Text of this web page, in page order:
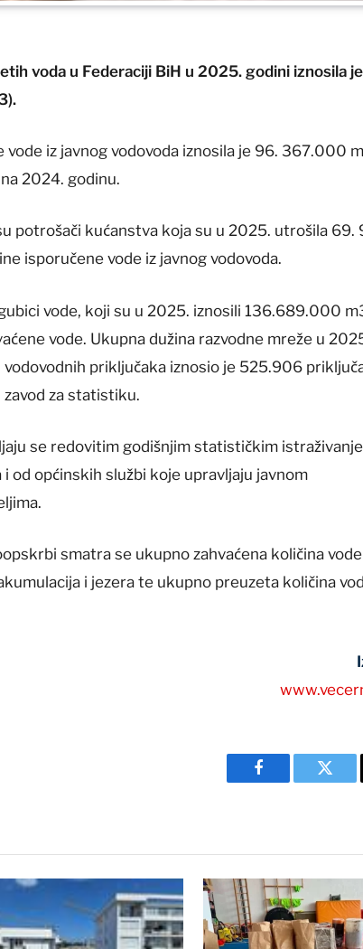
voda u Federaciji BiH u 2025. godini iznosila je
iz javnog vodovoda iznosila je 96. 367.000
2024. godinu.
potrošači kućanstva koja su u 2025. utrošila 69.
isporučene vode iz javnog vodovoda.
vode, koji su u 2025. iznosili 136.689.000
vode. Ukupna dužina razvodne mreže u
priključaka iznosio je 525.906
za statistiku.
se redovitim godišnjim statističkim
od općinskih službi koje upravljaju javnom
smatra se ukupno zahvaćena količina
i jezera te ukupno preuzeta količina
Facebook